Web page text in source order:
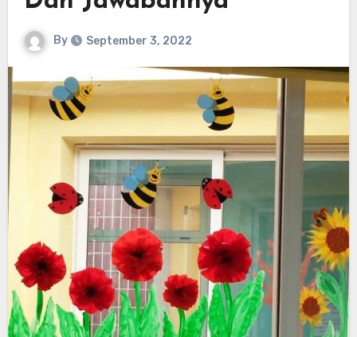
By September 3, 2022